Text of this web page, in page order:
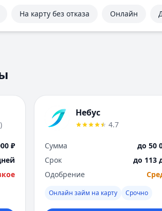
На карту без отказа Онлайн
)
₽
Небус
4.7
Сумма
до 50
Срок
до 113
Одобрение
Онлайн займ на карту Срочно